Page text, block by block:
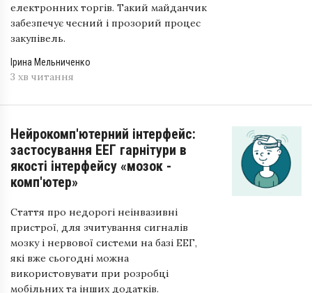
електронних торгів. Такий майданчик
забезпечує чесний і прозорий процес
закупівель.
Ірина Мельниченко
3 хв читання
Нейрокомп'ютерний інтерфейс:
застосування ЕЕГ гарнітури в
якості інтерфейсу «мозок -
комп'ютер»
Стаття про недорогі неінвазивні
пристрої, для зчитування сигналів
мозку і нервової системи на базі ЕЕГ,
які вже сьогодні можна
використовувати при розробці
мобільних та інших додатків.